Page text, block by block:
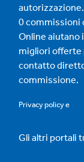
autorizzazione.
0 commissioni
Online aiutano
migliori offerte
contatto
commissione.
Privacy policye
Gli altri portali